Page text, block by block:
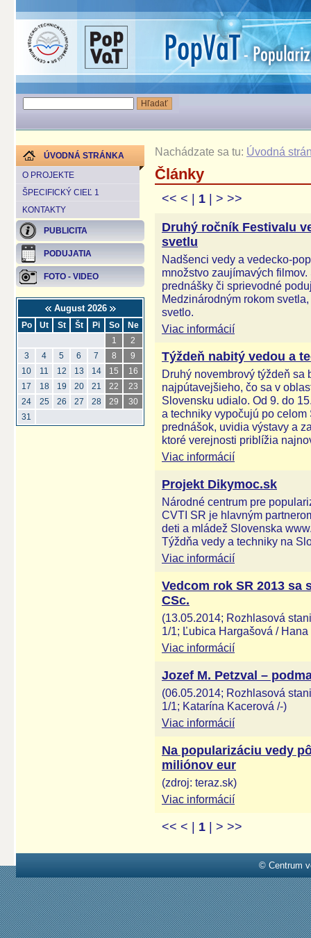
ÚVODNÁ STRÁNKA
O PROJEKTE
ŠPECIFICKÝ CIEĽ 1
KONTAKTY
PUBLICITA
PODUJATIA
FOTO - VIDEO
August 2026
Po Ut St Št Pi So
Ne
1
2
3
4 5 6 7 8
9
10
11 12 13 14 15
16
17
18 19 20 21 22
23
24
25 26 27 28 29
30
31
Nachádzate sa tu: Úvodná
Články
<< < 1 > >>
Druhý ročník Festivalu
svetlu
Nadšenci vedy a vedecko-
množstvo zaujímavých
prednášky či sprievodné
Medzinárodným rokom
svetlo.
Viac informácií
Týždeň nabitý vedou a
Druhý novembrový týždeň
najpútavejšieho, čo sa v
Slovensku udialo. Od 9. do
a techniky vypočujú po
prednášok, uvidia výstavy a
ktoré verejnosti priblížia
Viac informácií
Projekt Dikymoc.sk
Národné centrum pre
CVTI SR je hlavným
deti a mládež Slovenska
Týždňa vedy a techniky na
Viac informácií
Vedcom rok SR 2013 sa
CSc.
(13.05.2014; Rozhlasová
1/1; Ľubica Hargašová /
Viac informácií
Jozef M. Petzval –
(06.05.2014; Rozhlasová
1/1; Katarína Kacerová /-)
Viac informácií
Na popularizáciu vedy
miliónov eur
(zdroj: teraz.sk)
Viac informácií
<< < 1 > >>
© Centrum